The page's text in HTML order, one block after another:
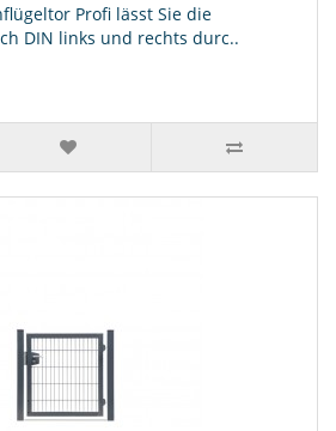
Profi lässt Sie die
DIN links und rechts durc..